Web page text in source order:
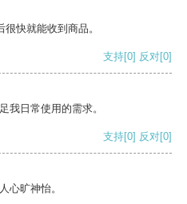
快就能收到商品。
支持[0] 反对[0]
我日常使用的需求。
支持[0] 反对[0]
心旷神怡。